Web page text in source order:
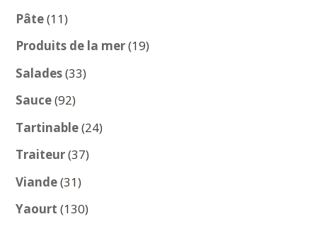
Pâte 1111
produits
Produits de la mer 1919
Salades 3333
Sauce 9292
produits
Tartinable 2424
Traiteur 3737
Viande 3131
produits
Yaourt 130130